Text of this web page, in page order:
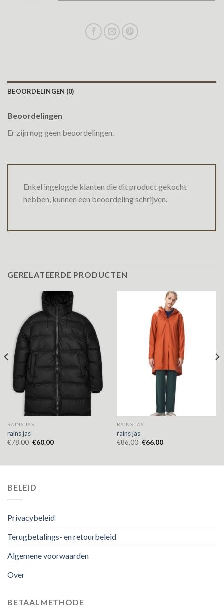
BEOORDELINGEN (0)
Beoordelingen
Er zijn nog geen beoordelingen.
Enkel ingelogde klanten die dit product gekocht
hebben, kunnen een beoordeling schrijven.
GERELATEERDE PRODUCTEN
RAINS JAS
rains jas
€78.00 €60.00
RAINS JAS
rains jas
€86.00 €66.00
BELEID
Privacybeleid
Terugbetalings- en retourbeleid
Algemene voorwaarden
Over
BETAALMETHODE